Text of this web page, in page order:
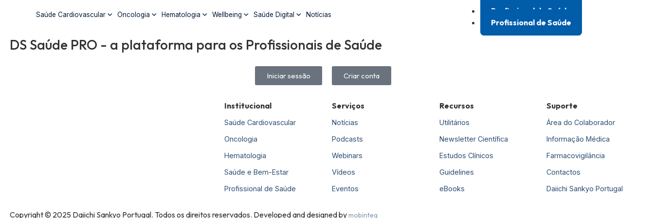
Saúde Cardiovascular Oncologia Hematologia Wellbeing Saúde Digital Notícias
Profissional de Saúde
Profissional de Saúde
DS Saúde PRO - a plataforma para os Profissionais de Saúde
Iniciar sessão Criar conta
Institucional
Saúde Cardiovascular
Oncologia
Hematologia
Saúde e Bem-Estar
Profissional de Saúde
Serviços
Notícias
Podcasts
Webinars
Vídeos
Eventos
Recursos
Utilitários
Newsletter Científica
Estudos Clínicos
Guidelines
eBooks
Suporte
Área do Colaborador
Informação Médica
Farmacovigilância
Contactos
Daiichi Sankyo Portugal
Copyright © 2025 Daiichi Sankyo Portugal. Todos os direitos reservados. Developed and designed bymobinteg